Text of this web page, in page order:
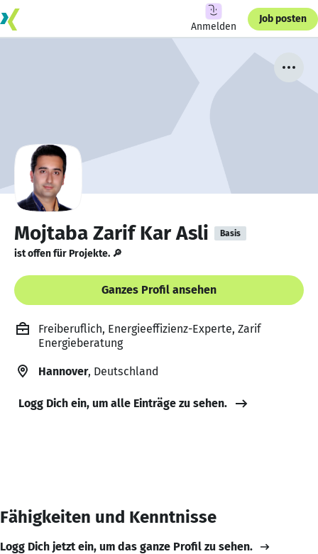
Anmelden
Job posten
Mojtaba Zarif Kar Asli Basis
ist offen für Projekte. 🔎
Ganzes Profil ansehen
Freiberuflich, Energieeffizienz-Experte, Zarif
Energieberatung
Hannover, Deutschland
Logg Dich ein, um alle Einträge zu sehen.
Fähigkeiten und Kenntnisse
Logg Dich jetzt ein, um das ganze Profil zu sehen.